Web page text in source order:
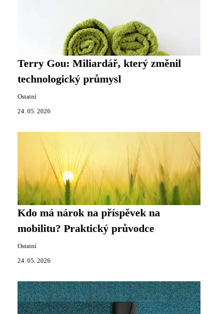
Terry Gou: Miliardář, který změnil
technologický průmysl
Ostatní
24. 05. 2026
Kdo má nárok na příspěvek na
mobilitu? Praktický průvodce
Ostatní
24. 05. 2026